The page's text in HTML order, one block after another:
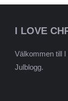
I LOVE
Välkommen till
Julblogg.